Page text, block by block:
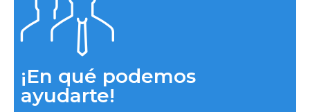
¡En qué podemos
ayudarte!